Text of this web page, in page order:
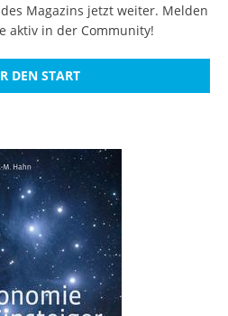
Magazins jetzt weiter. Melden
aktiv in der Community!
DEN START